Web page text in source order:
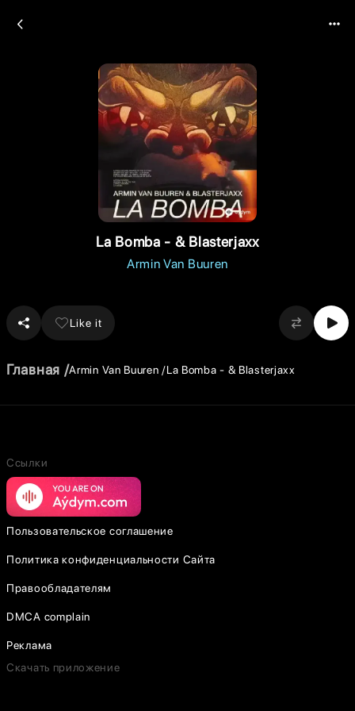
La Bomba - & Blasterjaxx
Armin Van Buuren
Like it
Главная Armin Van Buuren La Bomba - & Blasterjaxx
Ссылки
Пользовательское соглашение
Политика конфиденциальности Сайта
Правообладателям
DMCA complain
Реклама
Скачать приложение